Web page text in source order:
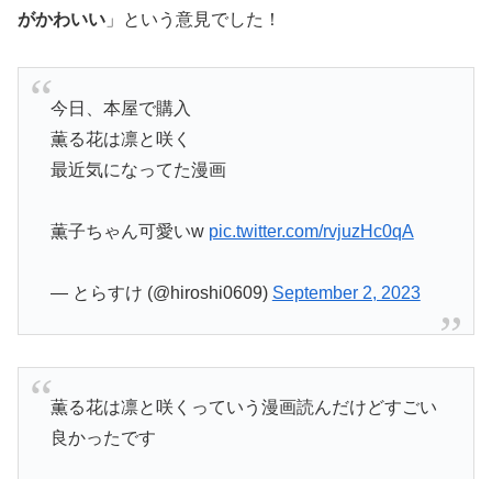
がかわいい 」という意見でした！
今日、本屋で購入
薫る花は凛と咲く
最近気になってた漫画
薫子ちゃん可愛いw pic.twitter.com/rvjuzHc0qA
— とらすけ (@hiroshi0609) September 2, 2023
薫る花は凛と咲くっていう漫画読んだけどすごい
良かったです